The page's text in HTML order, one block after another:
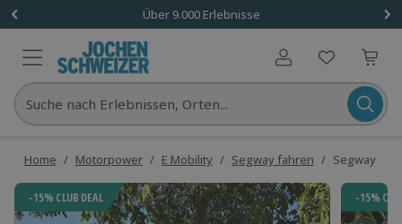
Über 9.000 Erlebnisse
Benutzerkonto
Suche nach Erlebnissen, Orten...
Home / Motorpower / E Mobility / Segway fahren / Segway
-15% CLUB DEAL -15%